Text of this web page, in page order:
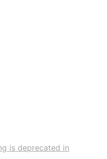
is deprecated in